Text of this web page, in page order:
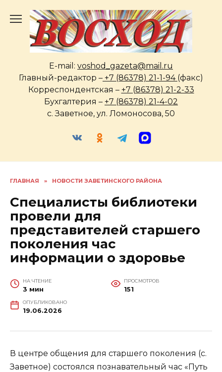
содержанию
E-mail: voshod_gazeta@mail.ru
Главный-редактор – +7 (86378) 21-1-94 (факс)
Корреспондентская – +7 (86378) 21-2-33
Бухгалтерия – +7 (86378) 21-4-02
с. Заветное, ул. Ломоносова, 50
ГЛАВНАЯ » НОВОСТИ ЗАВЕТИНСКОГО РАЙОНА
Специалисты библиотеки
провели для
представителей старшего
поколения час
информации о здоровье
НА ЧТЕНИЕ
3 мин
ПРОСМОТРОВ
151
ОПУБЛИКОВАНО
19.06.2026
В центре общения для старшего поколения (с.
Заветное) состоялся познавательный час «Путь